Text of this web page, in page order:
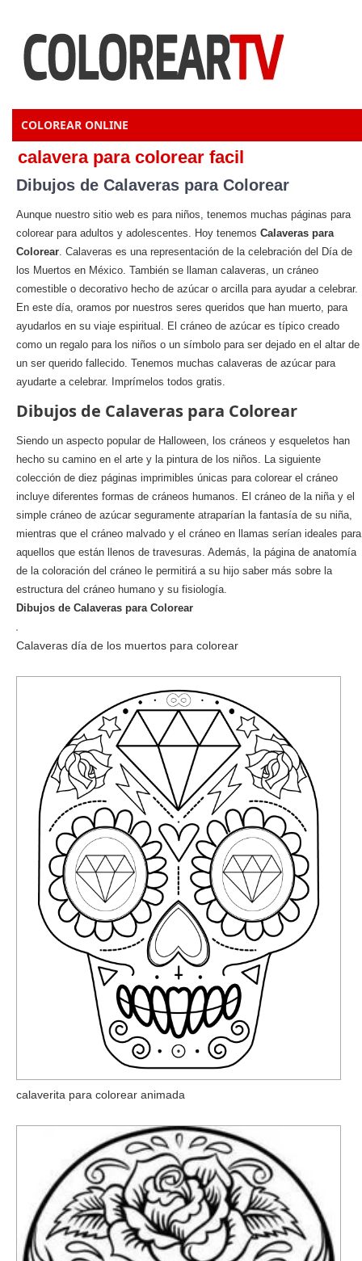
COLOREAR ONLINE
calavera para colorear facil
Dibujos de Calaveras para Colorear
Aunque nuestro sitio web es para niños, tenemos muchas páginas para
colorear para adultos y adolescentes. Hoy tenemos Calaveras para
Colorear. Calaveras es una representación de la celebración del Día de
los Muertos en México. También se llaman calaveras, un cráneo
comestible o decorativo hecho de azúcar o arcilla para ayudar a celebrar.
En este día, oramos por nuestros seres queridos que han muerto, para
ayudarlos en su viaje espiritual. El cráneo de azúcar es típico creado
como un regalo para los niños o un símbolo para ser dejado en el altar de
un ser querido fallecido. Tenemos muchas calaveras de azúcar para
ayudarte a celebrar. Imprímelos todos gratis.
Dibujos de Calaveras para Colorear
Siendo un aspecto popular de Halloween, los cráneos y esqueletos han
hecho su camino en el arte y la pintura de los niños. La siguiente
colección de diez páginas imprimibles únicas para colorear el cráneo
incluye diferentes formas de cráneos humanos. El cráneo de la niña y el
simple cráneo de azúcar seguramente atraparían la fantasía de su niña,
mientras que el cráneo malvado y el cráneo en llamas serían ideales para
aquellos que están llenos de travesuras. Además, la página de anatomía
de la coloración del cráneo le permitirá a su hijo saber más sobre la
estructura del cráneo humano y su fisiología.
Dibujos de Calaveras para Colorear
Calaveras día de los muertos para colorear
calaverita para colorear animada